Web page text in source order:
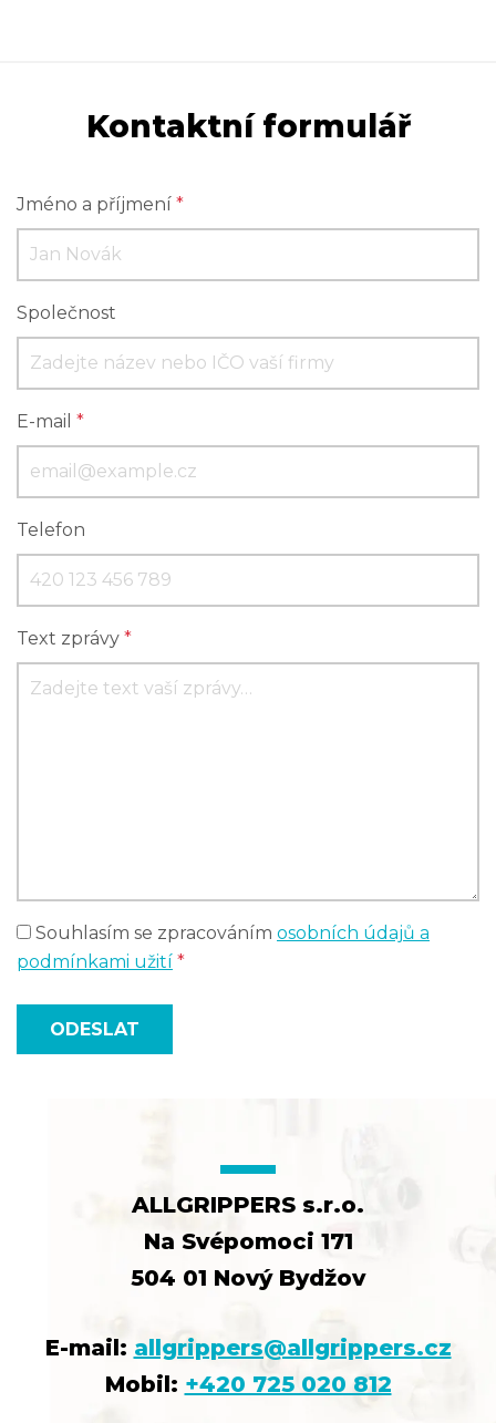
Kontaktní formulář
Jméno a příjmení *
Společnost
E-mail *
Telefon
Text zprávy *
Souhlasím se zpracováním osobních údajů a
podmínkami užití *
ODESLAT
ALLGRIPPERS s.r.o.
Na Svépomoci 171
504 01 Nový Bydžov
E-mail: allgrippers@allgrippers.cz
Mobil: +420 725 020 812